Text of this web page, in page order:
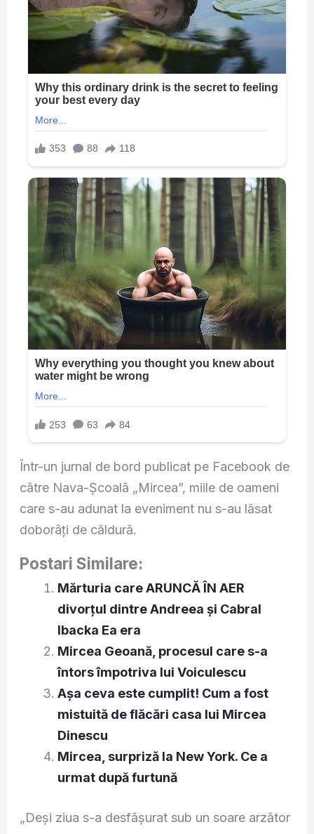
Într-un jurnal de bord publicat pe Facebook de
către Nava-Școală „Mircea”, miile de oameni
care s-au adunat la eveniment nu s-au lăsat
doborâți de căldură.
Postari Similare:
Mărturia care ARUNCĂ ÎN AER
divorțul dintre Andreea și Cabral
Ibacka Ea era
Mircea Geoană, procesul care s-a
întors împotriva lui Voiculescu
Așa ceva este cumplit! Cum a fost
mistuită de flăcări casa lui Mircea
Dinescu
Mircea, surpriză la New York. Ce a
urmat după furtună
„Deși ziua s-a desfășurat sub un soare arzător